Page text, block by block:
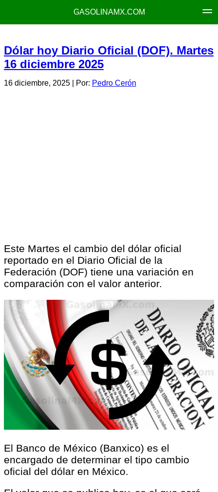
GASOLINAMX.COM
Dólar hoy Diario Oficial (DOF). Martes
16 diciembre 2025
16 diciembre, 2025 | Por: Pedro Cerón
Este Martes el cambio del dólar oficial
reportado en el Diario Oficial de la
Federación (DOF) tiene una variación en
comparación con el valor anterior.
El Banco de México (Banxico) es el
encargado de determinar el tipo cambio
oficial del dólar en México.